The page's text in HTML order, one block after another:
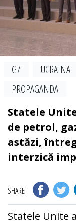
G7 UCRAINA
PROPAGANDA
Statele
de petrol,
astăzi,
interzică
SHARE
Statele Unite